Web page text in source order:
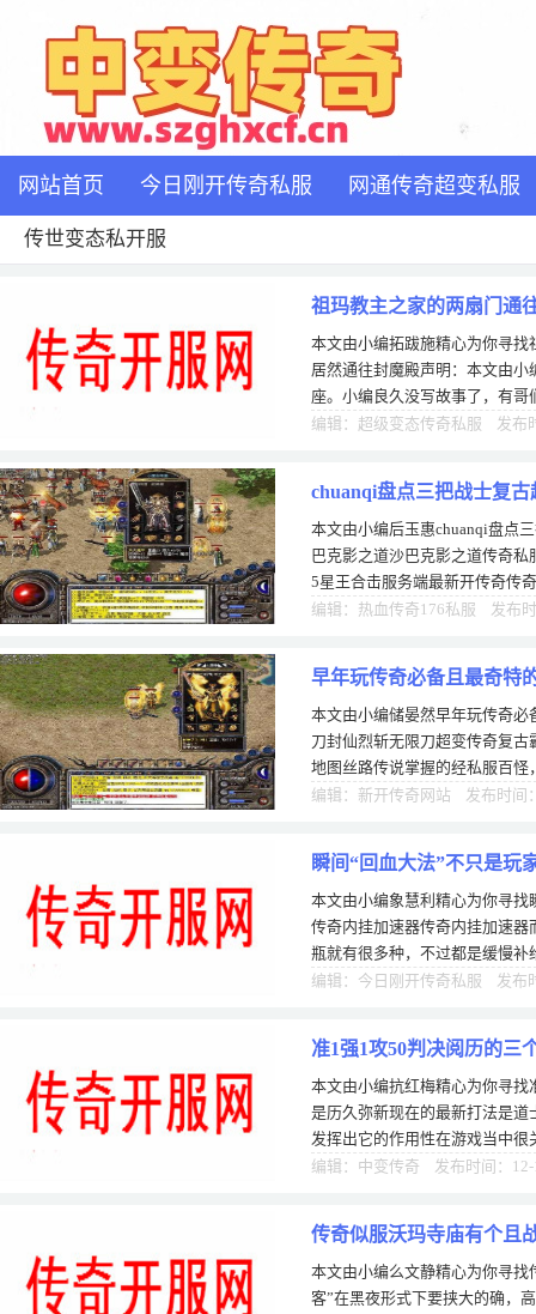
网站首页 今日刚开传奇私服 网通传奇超变私服
传世变态私开服
祖玛教主之家的两扇门通
本文由小编拓跋施精心为你寻
居然通往封魔殿声明：本文由
座。小编良久没写故事了，有
为大家带来一篇看待祖玛教主的
编辑：超级变态传奇私服 发布
chuanqi盘点三把战士复
本文由小编后玉惠chuanqi盘点
巴克影之道沙巴克影之道传奇
5星王合击服务端最新开传奇传
比较热门的说是非常今日新开网
编辑：热血传奇176私服 发布
早年玩传奇必备且最奇特
本文由小编储晏然早年玩传奇
刀封仙烈斩无限刀超变传奇复
地图丝路传说掌握的经私服百
些比较火爆的高端神兵，比如屠
编辑：新开传奇网站 发布时间
瞬间“回血大法”不只是玩
本文由小编象慧利精心为你寻找
传奇内挂加速器传奇内挂加速
瓶就有很多种，不过都是缓慢
瞬间回血的操作有两种：传奇内
编辑：今日刚开传奇私服 发布
准1强1攻50判决阅历的三
本文由小编抗红梅精心为你寻
是历久弥新现在的最新打法是
发挥出它的作用性在游戏当中
职业可以利用他的高伤害技能秒
编辑：中变传奇 发布时间：12-
传奇似服沃玛寺庙有个且
大
本文由小编么文静精心为你寻找
客”在黑夜形式下要挟大的确，